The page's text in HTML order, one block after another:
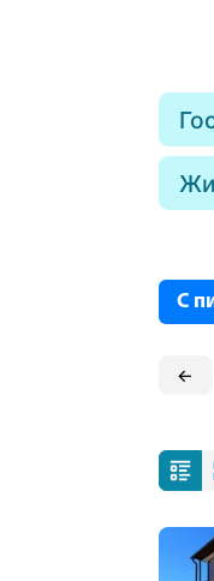
С
←